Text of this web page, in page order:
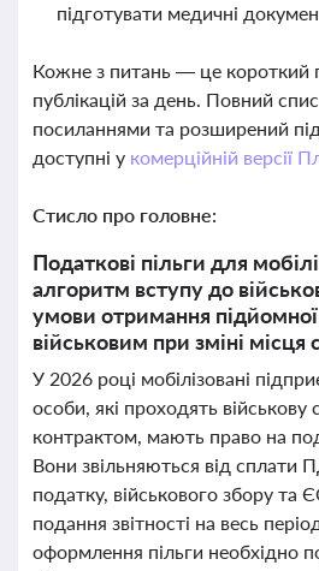
підготувати медичні
Кожне з питань — це короткий
публікацій за день. Повний
посиланнями та розширений
доступні у комерційній версії
Стисло про головне:
Податкові пільги для
алгоритм вступу до
умови отримання
військовим при зміні
У 2026 році мобілізовані
особи, які проходять військову
контрактом, мають право на
Вони звільняються від
податку, військового збору та
подання звітності на весь
оформлення пільги необхідно